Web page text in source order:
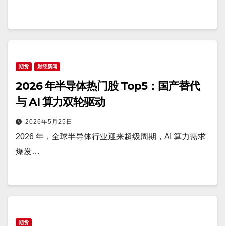
期货 财经新闻
2026 年半导体热门股 Top5：国产替代
与 AI 算力双轮驱动
2026年5月25日
2026 年，全球半导体行业迎来超级周期，AI 算力需求
爆发…
期货